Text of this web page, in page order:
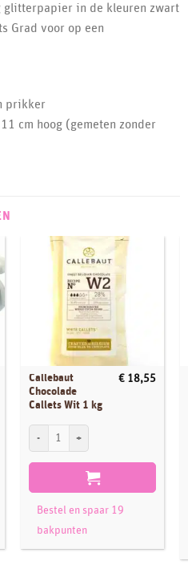
glitterpapier in de kleuren zwart
Grad voor op een
prikker
cm hoog (gemeten zonder
aantal
Callebaut
Chocolade
Callets Wit 1 kg
€ 18,55
Callebaut Chocolade Callets Wit 1 kg
Bestel en spaar 19
bakpunten